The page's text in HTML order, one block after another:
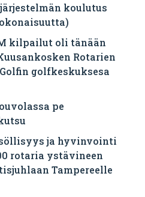
koulutus
kilpailut oli tänään
Rotarien
golfkeskuksesa
pe
ja hyvinvointi
rotaria ystävineen
Tampereelle